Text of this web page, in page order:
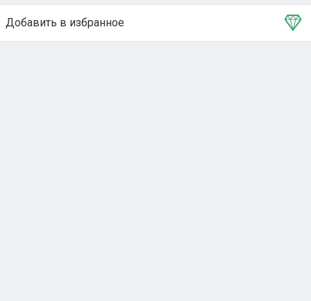
Добавить в избранное
Тема в избранном